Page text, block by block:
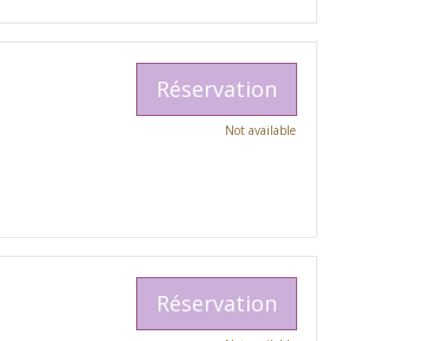
Réservation
Not available
Réservation